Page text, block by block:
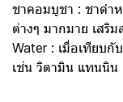
ชาคอมบูชา : ชาดำ
ต่างๆ มากมาย เสริ
Water : เมื่อเทียบกั
เช่น วิตามิน แทนนิน